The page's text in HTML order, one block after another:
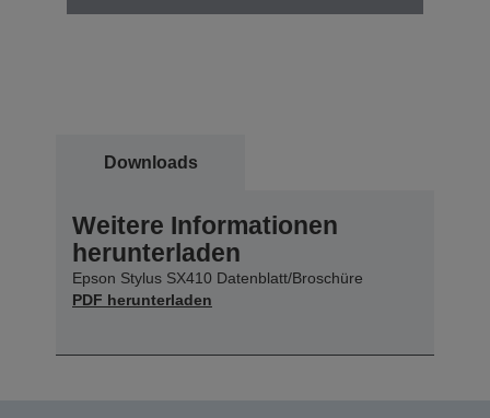
Downloads
Weitere Informationen
herunterladen
Epson Stylus SX410 Datenblatt/Broschüre
PDF herunterladen